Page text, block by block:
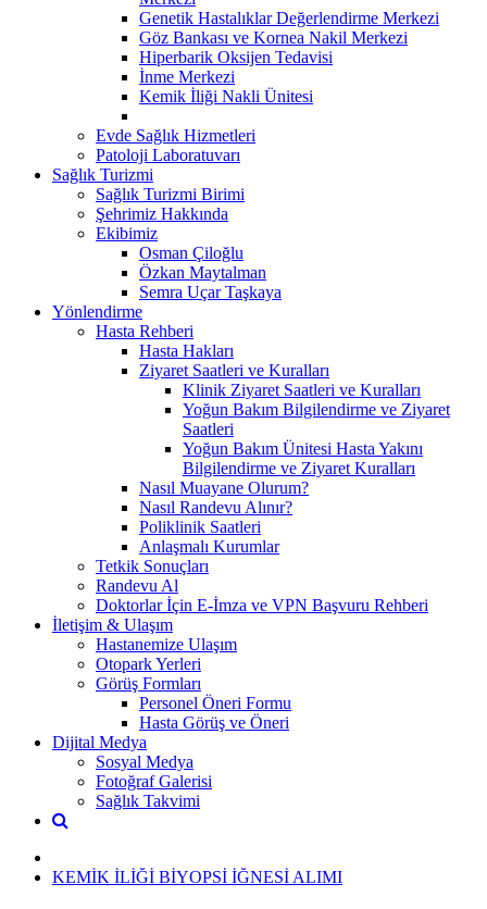
Genetik Hastalıklar Değerlendirme Merkezi
Göz Bankası ve Kornea Nakil Merkezi
Hiperbarik Oksijen Tedavisi
İnme Merkezi
Kemik İliği Nakli Ünitesi
Evde Sağlık Hizmetleri
Patoloji Laboratuvarı
Sağlık Turizmi
Sağlık Turizmi Birimi
Şehrimiz Hakkında
Ekibimiz
Osman Çiloğlu
Özkan Maytalman
Semra Uçar Taşkaya
Yönlendirme
Hasta Rehberi
Hasta Hakları
Ziyaret Saatleri ve Kuralları
Klinik Ziyaret Saatleri ve Kuralları
Yoğun Bakım Bilgilendirme ve Ziyaret
Saatleri
Yoğun Bakım Ünitesi Hasta Yakını
Bilgilendirme ve Ziyaret Kuralları
Nasıl Muayane Olurum?
Nasıl Randevu Alınır?
Poliklinik Saatleri
Anlaşmalı Kurumlar
Tetkik Sonuçları
Randevu Al
Doktorlar İçin E-İmza ve VPN Başvuru Rehberi
İletişim & Ulaşım
Hastanemize Ulaşım
Otopark Yerleri
Görüş Formları
Personel Öneri Formu
Hasta Görüş ve Öneri
Dijital Medya
Sosyal Medya
Fotoğraf Galerisi
Sağlık Takvimi
KEMİK İLİĞİ BİYOPSİ İĞNESİ ALIMI